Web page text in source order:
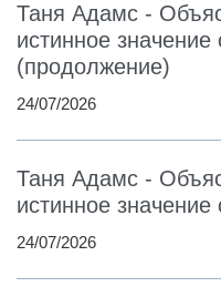
Таня Адамс -
истинное значение
(продолжение)
24/07/2026
Таня Адамс -
истинное значение
24/07/2026